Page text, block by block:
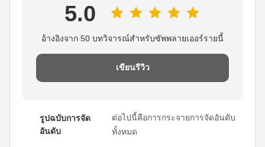
5.0
อ้างอิงจาก 50 บทวิจารณ์สำหรับซัพพลายเออร์รายนี้
เขียนรีวิว
รูปฉบับการจัด
อันดับ
ต่อไปนี้คือการกระจายการจัดอันดับ
ทั้งหมด